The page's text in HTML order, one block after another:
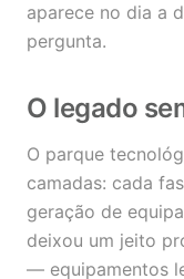
aparece no dia a
pergunta.
O legado
O parque
camadas: cada
geração de
deixou um jeito
— equipamentos